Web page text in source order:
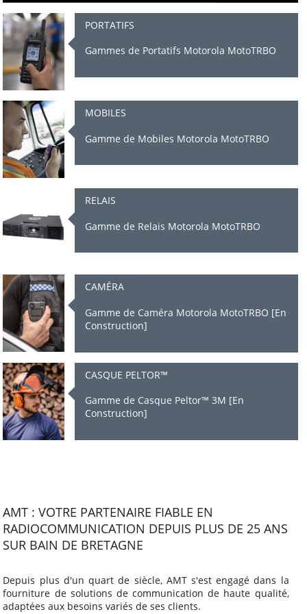
NOS GAMMES DE PRODUITS MOTOROLA
PORTATIFS
Gammes de Portatifs Motorola MotoTRBO
MOBILES
Gamme de Mobiles Motorola MotoTRBO
RELAIS
Gamme de Relais Motorola MotoTRBO
CAMÉRA
Gamme de Caméra Motorola MotoTRBO [En
Construction]
CASQUE PELTOR™
Gamme de Casque Peltor™ 3M [En
Construction]
AMT : VOTRE PARTENAIRE FIABLE EN
RADIOCOMMUNICATION DEPUIS PLUS DE 25 ANS
SUR BAIN DE BRETAGNE
Depuis plus d'un quart de siècle, AMT s'est engagé dans la
fourniture de solutions de communication de haute qualité,
adaptées aux besoins variés de ses clients.